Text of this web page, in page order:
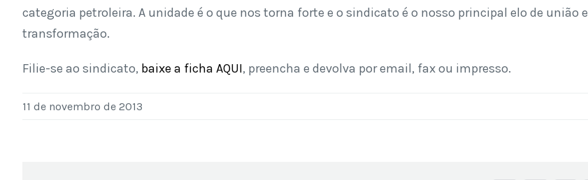
categoria petroleira. A unidade é o que nos torna forte e o sindicato é o nosso principal elo de união e
transformação.
Filie-se ao sindicato, baixe a ficha AQUI, preencha e devolva por email, fax ou impresso.
11 de novembro de 2013